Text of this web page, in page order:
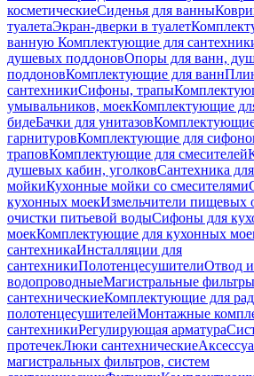
косметическиеСиденья для ванны
туалетаЭкран-дверки в туалет
ванную Комплектующие для
душевых поддоновОпоры для ванн,
поддоновКомплектующие для ванн
сантехникиСифоны, трапы
умывальников, моекКомплектующие
бидеБачки для унитазов
гарнитуровКомплектующие для
траповКомплектующие для смесителей
душевых кабин, уголковСантехника
мойкиКухонные мойки со смесителями
кухонных моекИзмельчители пищевых
очистки питьевой водыСифоны для
моекКомплектующие для кухонных
сантехникаИнсталляции для
сантехникиПолотенцесушителиОтвод
водопроводныеМагистральные
сантехническиеКомплектующие для
полотенцесушителейМонтажные
сантехникиРегулирующая арматура
протечекЛюки сантехнические
магистральных фильтров, систем